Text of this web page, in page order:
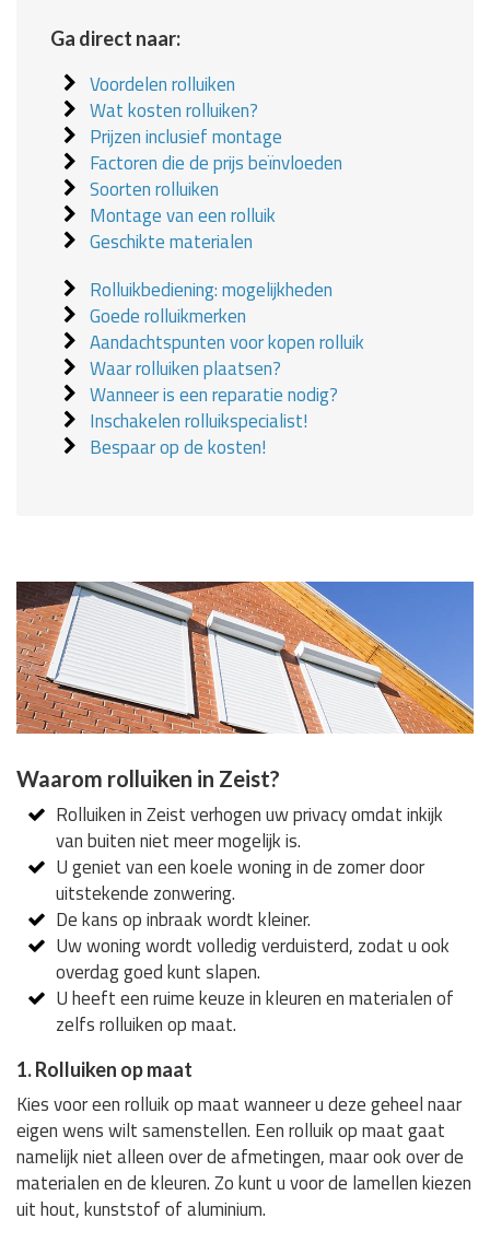
Ga direct naar:
Voordelen rolluiken
Wat kosten rolluiken?
Prijzen inclusief montage
Factoren die de prijs beïnvloeden
Soorten rolluiken
Montage van een rolluik
Geschikte materialen
Rolluikbediening: mogelijkheden
Goede rolluikmerken
Aandachtspunten voor kopen rolluik
Waar rolluiken plaatsen?
Wanneer is een reparatie nodig?
Inschakelen rolluikspecialist!
Bespaar op de kosten!
Waarom rolluiken in Zeist?
Rolluiken in Zeist verhogen uw privacy omdat inkijk
van buiten niet meer mogelijk is.
U geniet van een koele woning in de zomer door
uitstekende zonwering.
De kans op inbraak wordt kleiner.
Uw woning wordt volledig verduisterd, zodat u ook
overdag goed kunt slapen.
U heeft een ruime keuze in kleuren en materialen of
zelfs rolluiken op maat.
1. Rolluiken op maat
Kies voor een rolluik op maat wanneer u deze geheel naar
eigen wens wilt samenstellen. Een rolluik op maat gaat
namelijk niet alleen over de afmetingen, maar ook over de
materialen en de kleuren. Zo kunt u voor de lamellen kiezen
uit hout, kunststof of aluminium.